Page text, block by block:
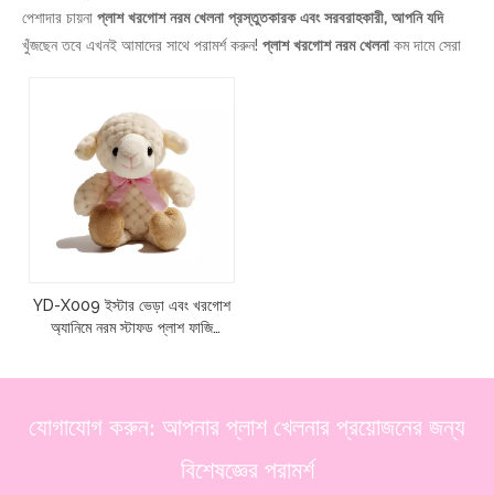
পেশাদার চায়না প্লাশ খরগোশ নরম খেলনা প্রস্তুতকারক এবং সরবরাহকারী, আপনি যদি
খুঁজছেন তবে এখনই আমাদের সাথে পরামর্শ করুন! প্লাশ খরগোশ নরম খেলনাকম দামে সেরা
YD-X009 ইস্টার ভেড়া এবং খরগোশ
অ্যানিমে নরম স্টাফড প্লাশ ফাজি
যোগাযোগ করুন: আপনার প্লাশ খেলনার প্রয়োজনের জন্য
বিশেষজ্ঞের পরামর্শ